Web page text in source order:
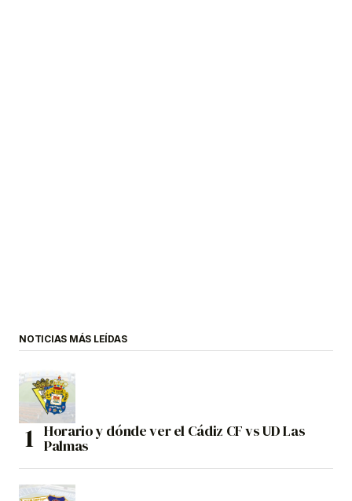
NOTICIAS MÁS LEÍDAS
Horario y dónde ver el Cádiz CF vs UD Las
Palmas